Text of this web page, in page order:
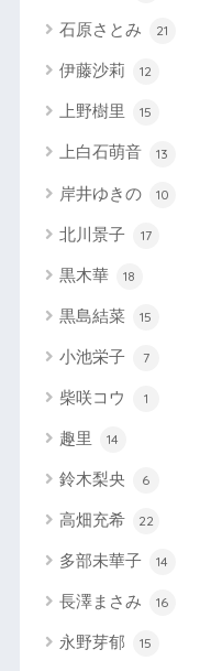
石原さとみ 21
伊藤沙莉 12
上野樹里 15
上白石萌音 13
岸井ゆきの 10
北川景子 17
黒木華 18
黒島結菜 15
小池栄子 7
柴咲コウ 1
趣里 14
鈴木梨央 6
高畑充希 22
多部未華子 14
長澤まさみ 16
永野芽郁 15